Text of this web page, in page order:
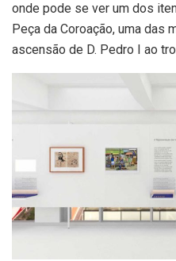
onde pode se ver um dos
Peça da Coroação, uma das
ascensão de D. Pedro I ao